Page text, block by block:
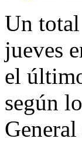
Un total
jueves
el
según